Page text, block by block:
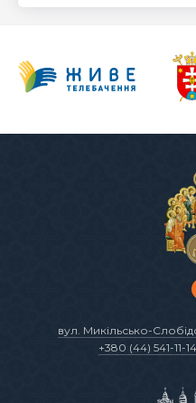
вул. Микільсько-
+380 (44) 541-11-14